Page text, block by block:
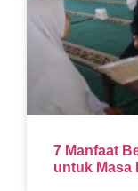
7 Manfaat
untuk Masa